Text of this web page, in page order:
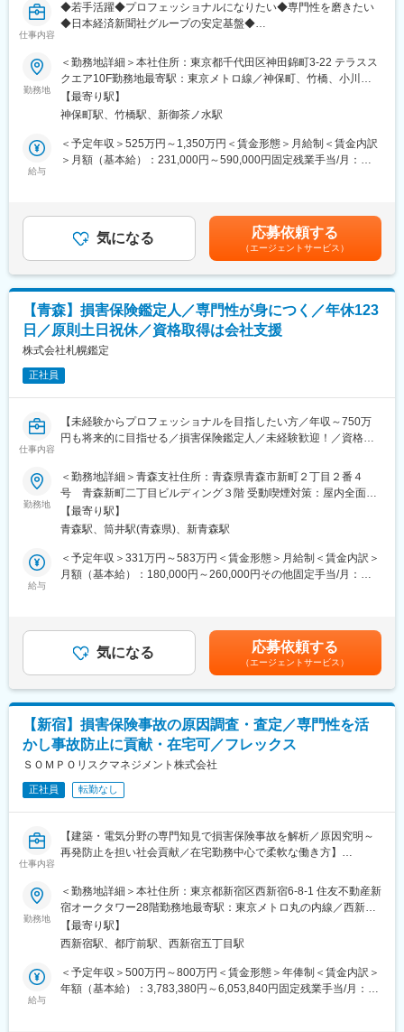
・時差出勤・直行直帰の利用も多いため柔軟な働き方が可能で
す。
ンスが取れる環境です。
時差出勤も導入されており、残業も少なく、半休が取りやすいな
ど、非常にワークライフバランスの良い、働きやすい環境です。
※CRDシステムとは：
CRDとは、Credit Risk Databaseを指します。同社は信用保証協
積されたデータを分析し提供しています。
変更の範囲：会社の定める業務
仕事内容
◆若手活躍◆プロフェッショナルになりたい◆専門性を磨きたい
◆日本経済新聞社グループの安定基盤◆
格付アナリストとして、下記の業務を行っていただきます。
（1）入手した情報をもとに、事前調査、資料分析。
（2）発行体である企業の経営トップ、財務部門などの主要部門の
責任者を訪問し、企業の財務状況や経営計画など幅広くヒアリン
グ。（工場や研究所などに訪問し調査を行なうこともありま
す）。
（3）入手した資料やヒアリングした内容などをもとに、格付付与
（5）発行体企業のモニタリング。
■組織構成：
■当社の特徴：
当社は国内で最も長い歴史を持つ格付会社であり、日本経済新聞
社のグループ企業です。2008年以降、国内公募社債の起債カバー
率は本数・金額ともに80%前後で推移しており、多くのお客様か
ら信頼を得られています。今回はこれからの日本の金融・資本市
場の発展に携われるアナリストを募集しております。日本の金
融・資本市場に携わりたい方、プロフェッショナル集団の中で
日々学び、成長していきたい方にはお勧めの求人です。
変更の範囲：会社の定める業務
勤務地
＜勤務地詳細＞本社住所：東京都千代田区神田錦町3-22 テラスス
クエア10F勤務地最寄駅：東京メトロ線／神保町、竹橋、小川
町、淡路町駅受動喫煙対策：屋内全面禁煙変更の範囲：無
【最寄り駅】
神保町駅、竹橋駅、新御茶ノ水駅
給与
＜予定年収＞525万円～1,350万円＜賃金形態＞月給制＜賃金内訳
＞月額（基本給）：231,000円～590,000円固定残業手当/月：
上記想定年収は賞与を含みます。※定額のみなし時間外手当は、普
通時間外・深夜・休日手当を含みます。ただし月間の時間外勤務
が定額のみなし時間外手当(普通時間外53時間相当)を超過した場
合は、超過分を別途支給します。※会社平均残業時間：月20時間
～30時間賃金はあくまでも目安の金額であり、選考を通じて上下
する可能性があります。月給(月額)は固定手当を含めた表記です。
気になる 応募依頼する
（エージェントサービス）
【青森】損害保険鑑定人／専門性が身につく／年休123
日／原則土日祝休／資格取得は会社支援
株式会社札幌鑑定
正社員
仕事内容
【未経験からプロフェッショナルを目指したい方／年収～750万
円も将来的に目指せる／損害保険鑑定人／未経験歓迎！／資格取
★未経験者活躍中！（元内装業や、損害保険業界、建設工事、営
業など）
★会社支援で、一生モノの専門性が得られます。
★年休123日、高年収も目指せる環境です。
損害保険鑑定人として、損害保険会社から連絡を受けて、災害や
■業務内容
1.現場へ出向き、損害状況（火災、水漏れなど）を調査していき
・損害部分の様々な角度からの撮影
・立会調査先の間取り図のメモ（帰社後、間取り図を作成しま
す）
2.現地調査で得た情報をもとに損害額を算定します。
3.損害額の算定結果を損害保険会社へ報告をします。
1日に行う立ち合い調査は2件までです。
立ち合い調査にかかる時間は案件にもよりますが、早くて30分、
長いもので3，4時間ほどです。
鑑定人は本社で41名が在籍。
中途入社の方がほとんどで前職はアパレル店員や他業種での営業
など経歴は様々です。
鑑定依頼の調整・契約者とのアポイントを行う事故受 は、正社員
■担当エリアについて
勤務地
＜勤務地詳細＞青森支社住所：青森県青森市新町２丁目２番４
号 青森新町二丁目ビルディング３階 受動喫煙対策：屋内全面禁
煙変更の範囲：会社の定める事業所
【最寄り駅】
青森駅、筒井駅(青森県)、新青森駅
給与
＜予定年収＞331万円～583万円＜賃金形態＞月給制＜賃金内訳＞
月額（基本給）：180,000円～260,000円その他固定手当/月：
賞与 年3回 （5月、9月、12月）※会社規定あり■鑑定人資格取得
により資格手当支給（月額 3級＝2万円、2級＝10万円、1級＝18
万円）賃金はあくまでも目安の金額であり、選考を通じて上下す
る可能性があります。月給(月額)は固定手当を含めた表記です。
気になる 応募依頼する
（エージェントサービス）
【新宿】損害保険事故の原因調査・査定／専門性を活
かし事故防止に貢献・在宅可／フレックス
ＳＯＭＰＯリスクマネジメント株式会社
正社員 転勤なし
仕事内容
【建築・電気分野の専門知見で損害保険事故を解析／原因究明～
再発防止を担い社会貢献／在宅勤務中心で柔軟な働き方】
■業務概要
当社では、損害保険の対象となる建築物や電気設備に発生した事
故・被害案件について、専門的な立場から事故原因の究明、損害
額の査定、再発防止策の策定までを一貫して担当いただきます。
これまで培った建築・電気分野の知識や現場経験を活かし、事故
を未然に防ぐためのコンサルティングや保険会社・契約者双方へ
の最適なソリューション提供を通じて、社会や顧客の安心・安全
勤務地
＜勤務地詳細＞本社住所：東京都新宿区西新宿6-8-1 住友不動産新
宿オークタワー28階勤務地最寄駅：東京メトロ丸の内線／西新宿
駅受動喫煙対策：屋内全面禁煙変更の範囲：会社の定める事業所
【最寄り駅】
西新宿駅、都庁前駅、西新宿五丁目駅
給与
＜予定年収＞500万円～800万円＜賃金形態＞年俸制＜賃金内訳＞
年額（基本給）：3,783,380円～6,053,840円固定残業手当/月：